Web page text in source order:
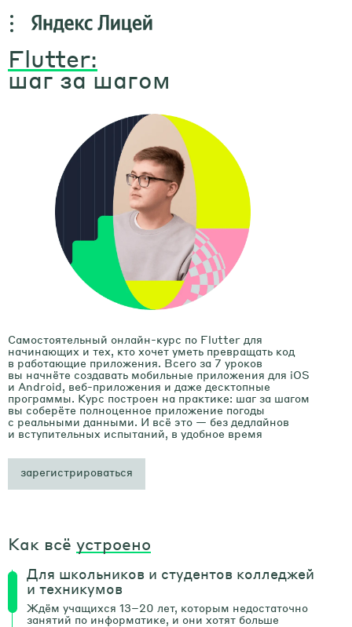
Flutter:
шаг за шагом
Самостоятельный онлайн-курс по Flutter для
начинающих и тех, кто хочет уметь превращать код
в работающие приложения. Всего за 7 уроков
вы начнёте создавать мобильные приложения для iOS
и Android, веб-приложения и даже десктопные
программы. Курс построен на практике: шаг за шагом
вы соберёте полноценное приложение погоды
с реальными данными. И всё это — без дедлайнов
и вступительных испытаний, в удобное время
зарегистрироваться
Как всё устроено
Для школьников и студентов колледжей
и техникумов
Ждём учащихся 13–20 лет, которым недостаточно
занятий по информатике, и они хотят больше